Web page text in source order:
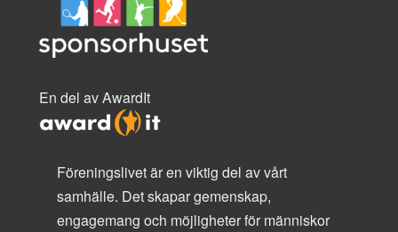
En del av AwardIt
Föreningslivet är en viktig del av vårt
samhälle. Det skapar gemenskap,
engagemang och möjligheter för människor